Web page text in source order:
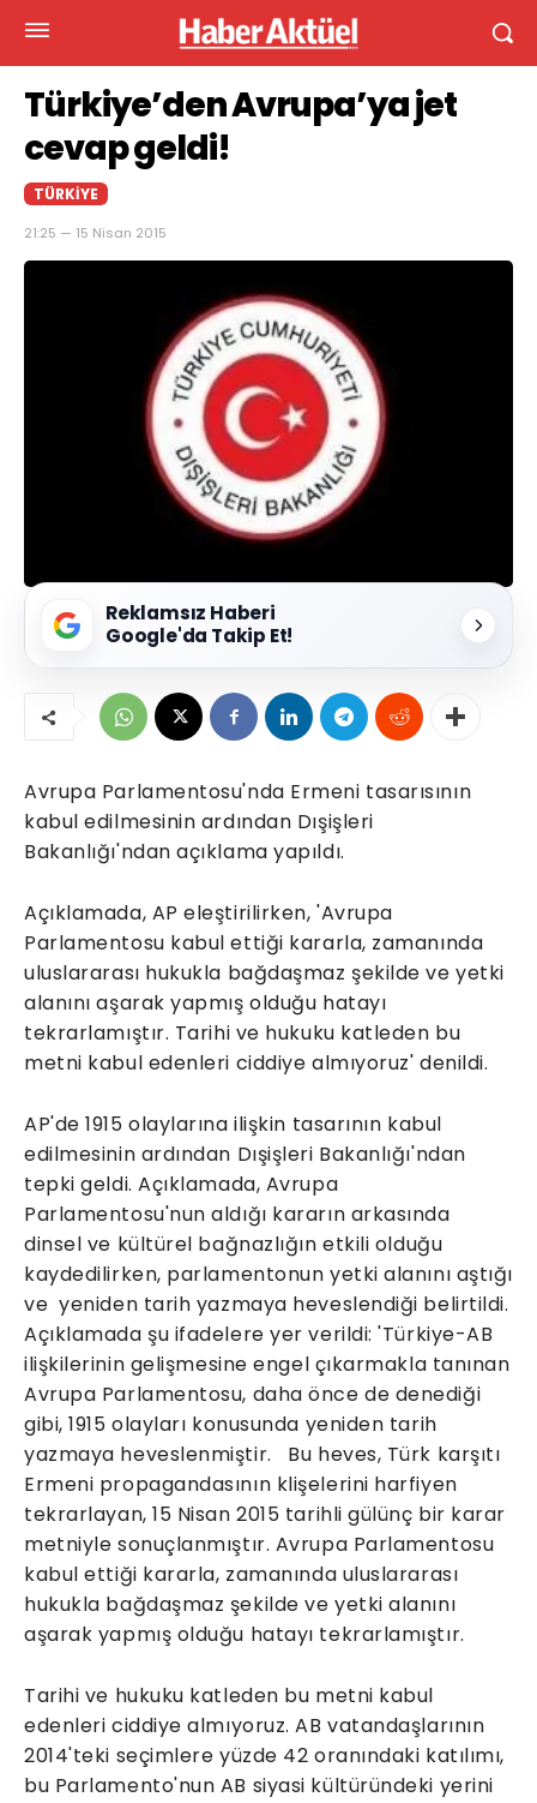
Türkiye’den Avrupa’ya jet
cevap geldi!
TÜRKIYE
21:25 — 15 Nisan 2015
Reklamsız Haberi
Google'da Takip Et!
Avrupa Parlamentosu'nda Ermeni tasarısının
kabul edilmesinin ardından Dışişleri
Bakanlığı'ndan açıklama yapıldı.
Açıklamada, AP eleştirilirken, 'Avrupa
Parlamentosu kabul ettiği kararla, zamanında
uluslararası hukukla bağdaşmaz şekilde ve yetki
alanını aşarak yapmış olduğu hatayı
tekrarlamıştır. Tarihi ve hukuku katleden bu
metni kabul edenleri ciddiye almıyoruz' denildi.
AP'de 1915 olaylarına ilişkin tasarının kabul
edilmesinin ardından Dışişleri Bakanlığı'ndan
tepki geldi. Açıklamada, Avrupa
Parlamentosu'nun aldığı kararın arkasında
dinsel ve kültürel bağnazlığın etkili olduğu
kaydedilirken, parlamentonun yetki alanını aştığı
ve yeniden tarih yazmaya heveslendiği belirtildi.
Açıklamada şu ifadelere yer verildi: 'Türkiye-AB
ilişkilerinin gelişmesine engel çıkarmakla tanınan
Avrupa Parlamentosu, daha önce de denediği
gibi, 1915 olayları konusunda yeniden tarih
yazmaya heveslenmiştir. Bu heves, Türk karşıtı
Ermeni propagandasının klişelerini harfiyen
tekrarlayan, 15 Nisan 2015 tarihli gülünç bir karar
metniyle sonuçlanmıştır. Avrupa Parlamentosu
kabul ettiği kararla, zamanında uluslararası
hukukla bağdaşmaz şekilde ve yetki alanını
aşarak yapmış olduğu hatayı tekrarlamıştır.
Tarihi ve hukuku katleden bu metni kabul
edenleri ciddiye almıyoruz. AB vatandaşlarının
2014'teki seçimlere yüzde 42 oranındaki katılımı,
bu Parlamento'nun AB siyasi kültüründeki yerini